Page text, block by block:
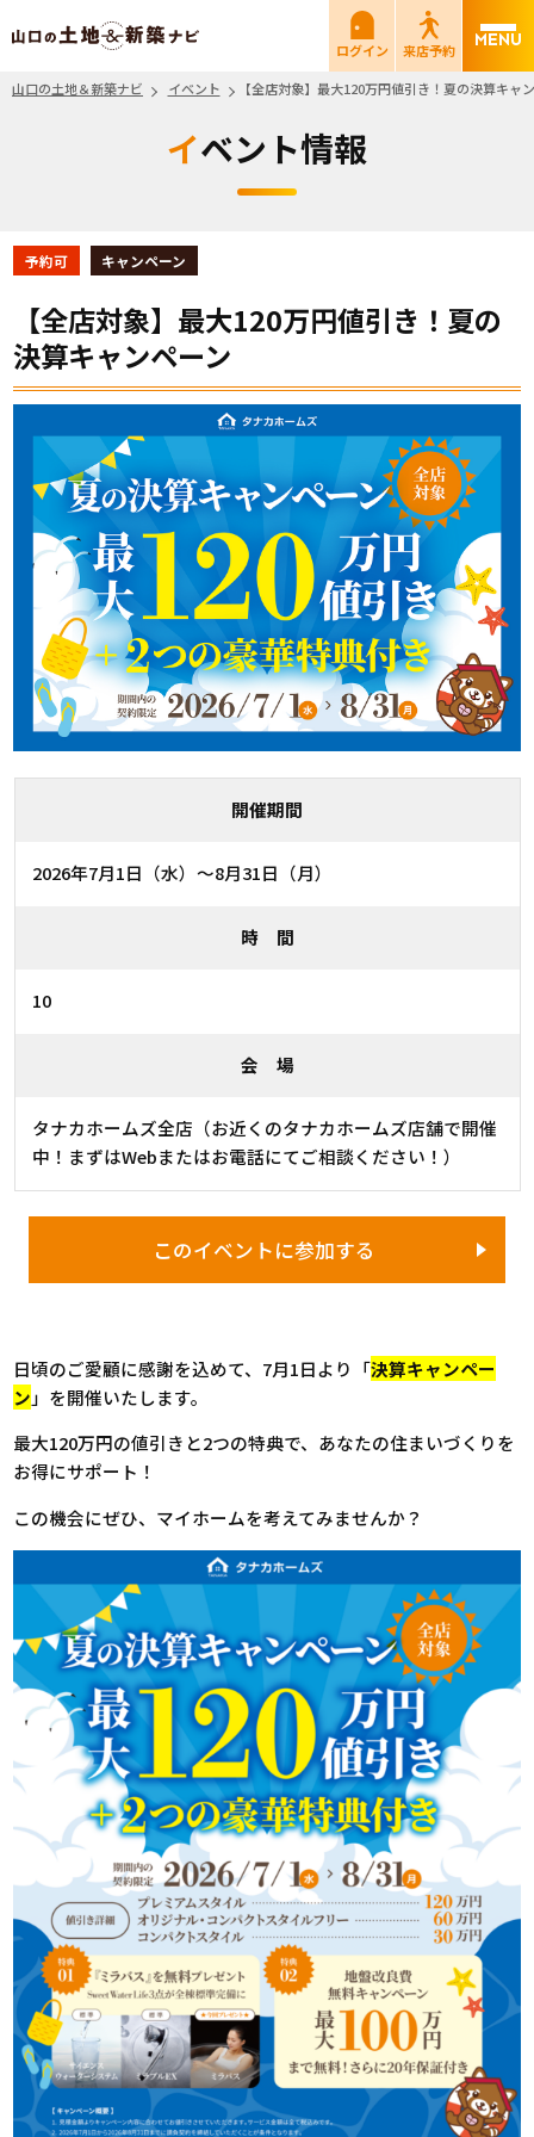
山口の土地＆新築ナビ
ログイン
来店予約
山口の土地＆新築ナビ
イベント 【全店対象】最大120万円値引き！夏の決算キャ
イベント情報
予約可 キャンペーン
【全店対象】最大120万円値引き！夏の
決算キャンペーン
開催期間
2026年7月1日（水）〜8月31日（月）
時 間
10
会 場
タナカホームズ全店（お近くのタナカホームズ店舗で開催
中！まずはWebまたはお電話にてご相談ください！）
このイベントに参加する
日頃のご愛顧に感謝を込めて、7月1日より「決算キャンペー
ン」を開催いたします。
最大120万円の値引きと2つの特典で、あなたの住まいづくりを
お得にサポート！
この機会にぜひ、マイホームを考えてみませんか？